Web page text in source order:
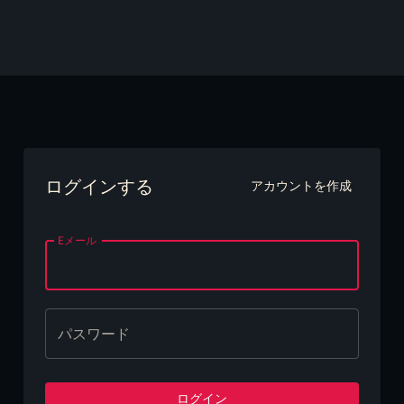
ログインする アカウントを作成
Eメール
パスワード
ログイン